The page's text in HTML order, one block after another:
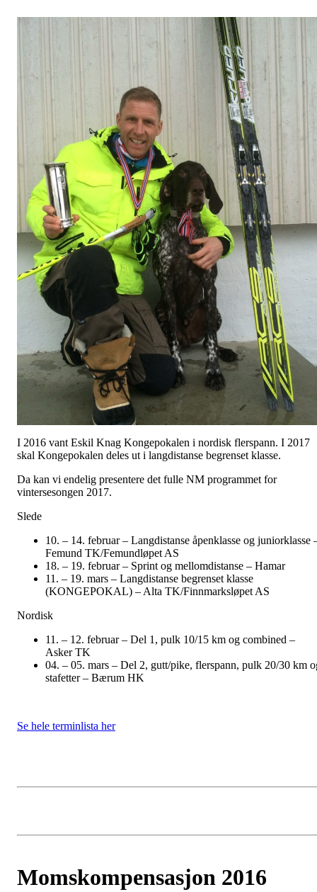
I 2016 vant Eskil Knag Kongepokalen i nordisk flerspann. I 2017
skal Kongepokalen deles ut i langdistanse begrenset klasse.
Da kan vi endelig presentere det fulle NM programmet for
vintersesongen 2017.
Slede
10. – 14. februar – Langdistanse åpenklasse og juniorklasse
Femund TK/Femundløpet AS
18. – 19. februar – Sprint og mellomdistanse – Hamar
11. – 19. mars – Langdistanse begrenset klasse
(KONGEPOKAL) – Alta TK/Finnmarksløpet AS
Nordisk
11. – 12. februar – Del 1, pulk 10/15 km og combined –
Asker TK
04. – 05. mars – Del 2, gutt/pike, flerspann, pulk 20/30 km
stafetter – Bærum HK
Se hele terminlista her
Momskompensasjon 2016